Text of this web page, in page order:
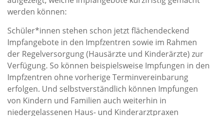
werden können:
Schüler*innen stehen schon jetzt flächendeckend
Impfangebote in den Impfzentren sowie im Rahmen
der Regelversorgung (Hausärzte und Kinderärzte) zur
Verfügung. So können beispielsweise Impfungen in den
Impfzentren ohne vorherige Terminvereinbarung
erfolgen. Und selbstverständlich können Impfungen
von Kindern und Familien auch weiterhin in
niedergelassenen Haus- und Kinderarztpraxen